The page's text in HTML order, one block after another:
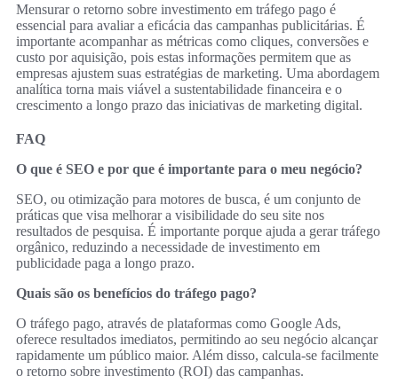
Mensurar o retorno sobre investimento em tráfego pago é
essencial para avaliar a eficácia das campanhas publicitárias. É
importante acompanhar as métricas como cliques, conversões e
custo por aquisição, pois estas informações permitem que as
empresas ajustem suas estratégias de marketing. Uma abordagem
analítica torna mais viável a sustentabilidade financeira e o
crescimento a longo prazo das iniciativas de marketing digital.
FAQ
O que é SEO e por que é importante para o meu negócio?
SEO, ou otimização para motores de busca, é um conjunto de
práticas que visa melhorar a visibilidade do seu site nos
resultados de pesquisa. É importante porque ajuda a gerar tráfego
orgânico, reduzindo a necessidade de investimento em
publicidade paga a longo prazo.
Quais são os benefícios do tráfego pago?
O tráfego pago, através de plataformas como Google Ads,
oferece resultados imediatos, permitindo ao seu negócio alcançar
rapidamente um público maior. Além disso, calcula-se facilmente
o retorno sobre investimento (ROI) das campanhas.